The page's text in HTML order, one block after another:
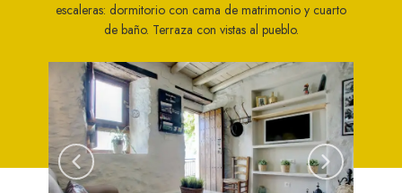
escaleras: dormitorio con cama de matrimonio y cuarto
de baño. Terraza con vistas al pueblo.